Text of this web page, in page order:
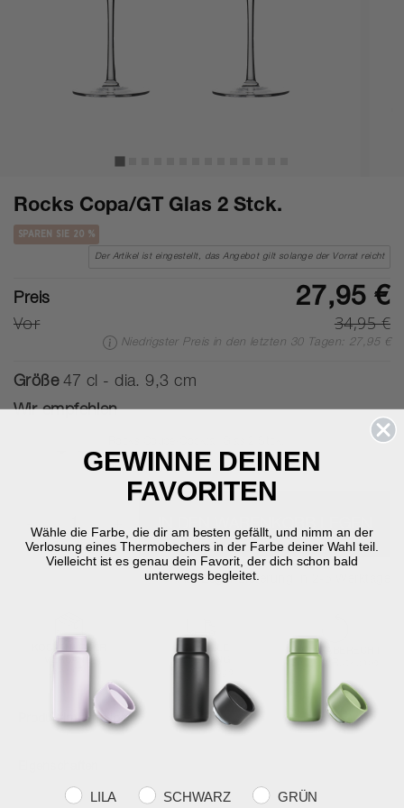
Rocks Copa/GT Glas 2 Stck.
SPAREN SIE 20 %
Der Artikel ist eingestellt, das Angebot gilt solange der Vorrat reicht
Preis 27,95 €
Vor 34,95 €
Niedrigster Preis in den letzten 30 Tagen: 27,95 €
Größe 47 cl - dia. 9,3 cm
Wir empfehlen
27 cl - dia. 9,5 cm
30,95 € 34,95 € SPAREN SIE 11 %
- + IN DEN WARENKORB LEGEN
Auf Lager Lieferung in 2-5 Werktage
KOSTENLOSER
RÜCKGABERECHT
Produktinformation
GEWINNE DEINEN
FAVORITEN
Wähle die Farbe, die dir am besten gefällt, und nimm an der
Verlosung eines Thermobechers in der Farbe deiner Wahl teil.
Vielleicht ist es genau dein Favorit, der dich schon bald
unterwegs begleitet.
Farvevalg
LILA SCHWARZ GRÜN